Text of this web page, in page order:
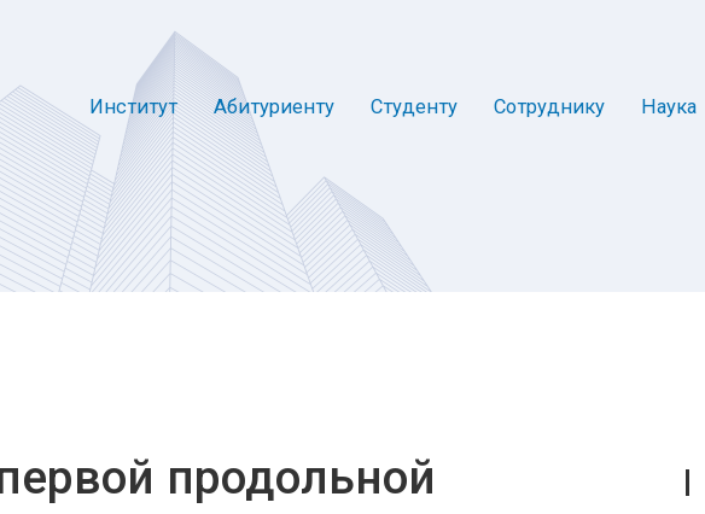
Институт Абитуриенту Студенту Сотруднику Наука
продольной